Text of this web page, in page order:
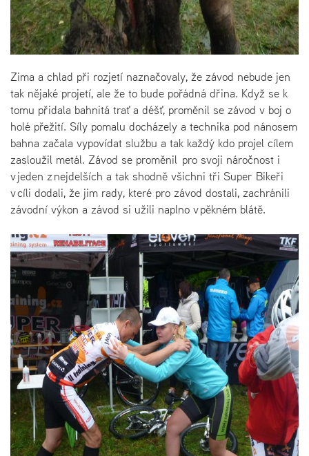
Zima a chlad při rozjetí naznačovaly, že závod nebude jen
tak nějaké projetí, ale že to bude pořádná dřina. Když se k
tomu přidala bahnitá trať a déšť, proměnil se závod v boj o
holé přežití. Síly pomalu docházely a technika pod nánosem
bahna začala vypovídat službu a tak každý kdo projel cílem
zasloužil metál. Závod se proměnil pro svoji náročnost i
v jeden z nejdelších a tak shodně všichni tři Super Bikeři
v cíli dodali, že jim rady, které pro závod dostali, zachránili
závodní výkon a závod si užili naplno v pěkném blátě.